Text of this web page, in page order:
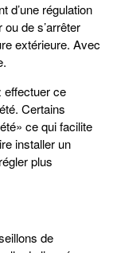
d’une régulation
de s’arrêter
extérieure. Avec
effectuer ce
Certains
ce qui facilite
installer un
plus
de